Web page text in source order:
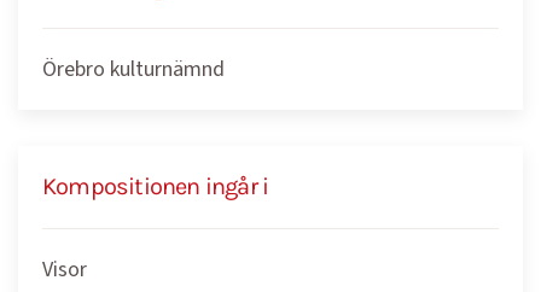
Örebro kulturnämnd
Kompositionen ingår i
Visor